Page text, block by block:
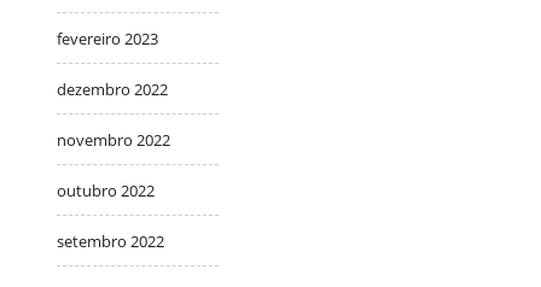
fevereiro 2023
dezembro 2022
novembro 2022
outubro 2022
setembro 2022